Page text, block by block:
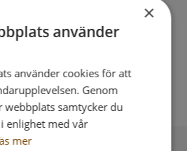
×
använder
använder cookies för att
Genom
webbplats samtycker du
enlighet med vår
mer